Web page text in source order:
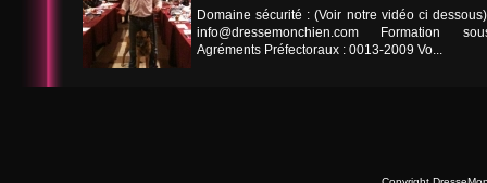
Domaine sécurité : (Voir notre vidéo ci
info@dressemonchien.com Formation
Agréments Préfectoraux : 0013-2009 Vo...